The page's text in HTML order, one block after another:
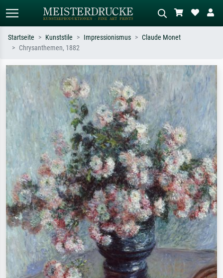
Suchen Sie nach Künstlern, Werktiteln
oder Stilen – z.B. Monet,
Sternennacht, Impressionismus, Welle
Hokusai, Akt.
Beschreiben Sie die Szene – z.B. Grüne
Wiese, Abstrakt mit viel Rot, Dunkles
Ölgemälde, Stehender Akt neben einem
Baum.
Startseite Kunststile Impressionismus
Claude Monet
Chrysanthemen, 1882